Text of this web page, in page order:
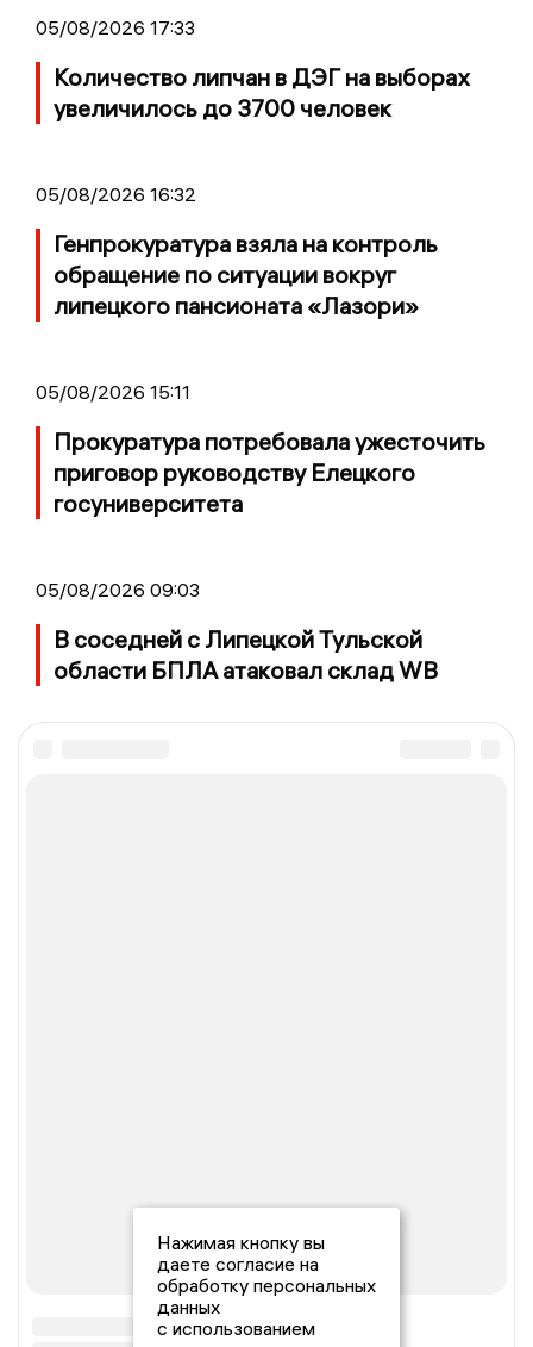
05/08/2026 17:33
Количество липчан в ДЭГ на выборах
увеличилось до 3700 человек
05/08/2026 16:32
Генпрокуратура взяла на контроль
обращение по ситуации вокруг
липецкого пансионата «Лазори»
05/08/2026 15:11
Прокуратура потребовала ужесточить
приговор руководству Елецкого
госуниверситета
05/08/2026 09:03
В соседней с Липецкой Тульской
области БПЛА атаковал склад WB
Нажимая кнопку вы
даете согласие на
обработку персональных
данных
с использованием